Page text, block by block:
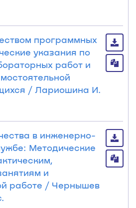
программных
указания по
работ и
/ Лариошина И.
в инженерно-
Методические
и
работе / Чернышев